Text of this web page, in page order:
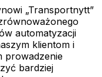
„Transportnytt”
automatyzacji
klientom i
prowadzenie
bardziej